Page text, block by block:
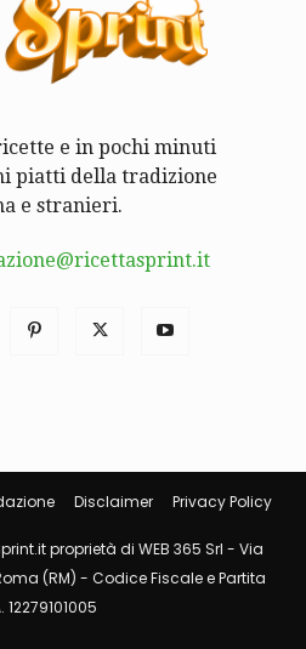
e in pochi minuti
piatti della tradizione
e stranieri.
Disclaimer Privacy Policy
proprietà di WEB 365 Srl - Via
(RM) - Codice Fiscale e Partita
12279101005